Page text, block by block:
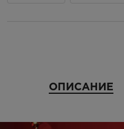
ОПИСАНИЕ